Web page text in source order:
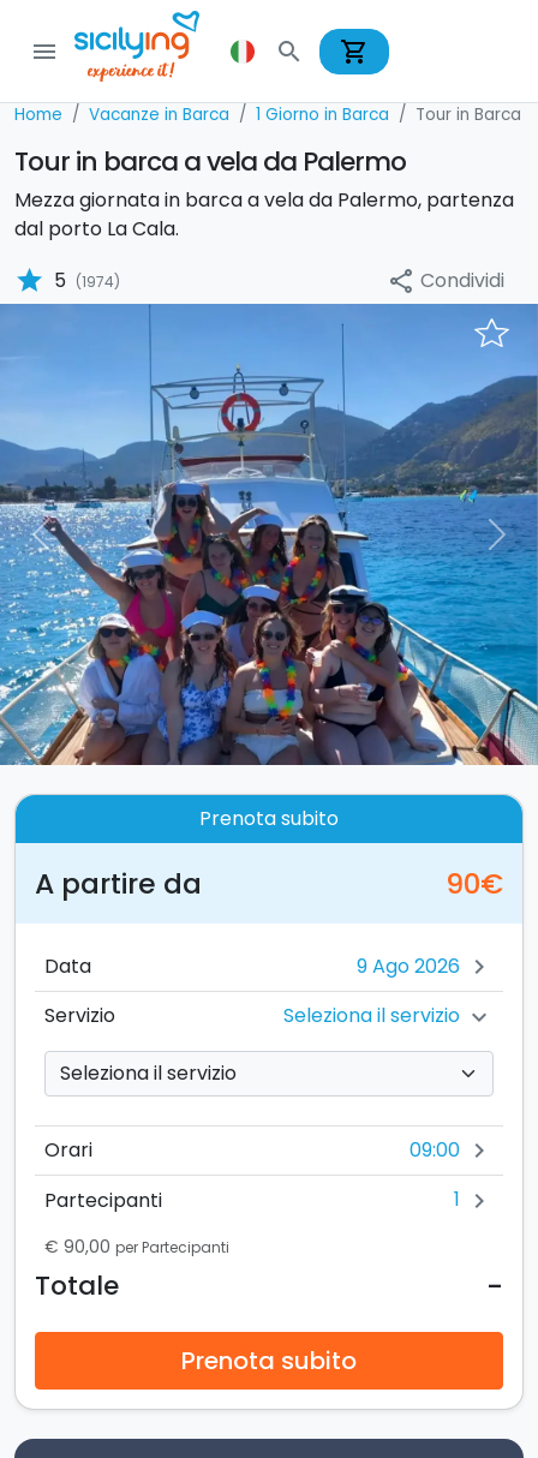
menu search shopping_cart
Home Vacanze in Barca 1 Giorno in Barca Tour in Barca
Tour in barca a vela da Palermo
Mezza giornata in barca a vela da Palermo, partenza
dal porto La Cala.
star 5 (1974) share Condividi
Previous Next
Prenota subito
A partire da 90€
Data chevron_right
Servizio Seleziona il servizio chevron_right
Orari 09:00 chevron_right
Partecipanti 1 chevron_right
€ 90,00 per Partecipanti
Totale -
Prenota subito